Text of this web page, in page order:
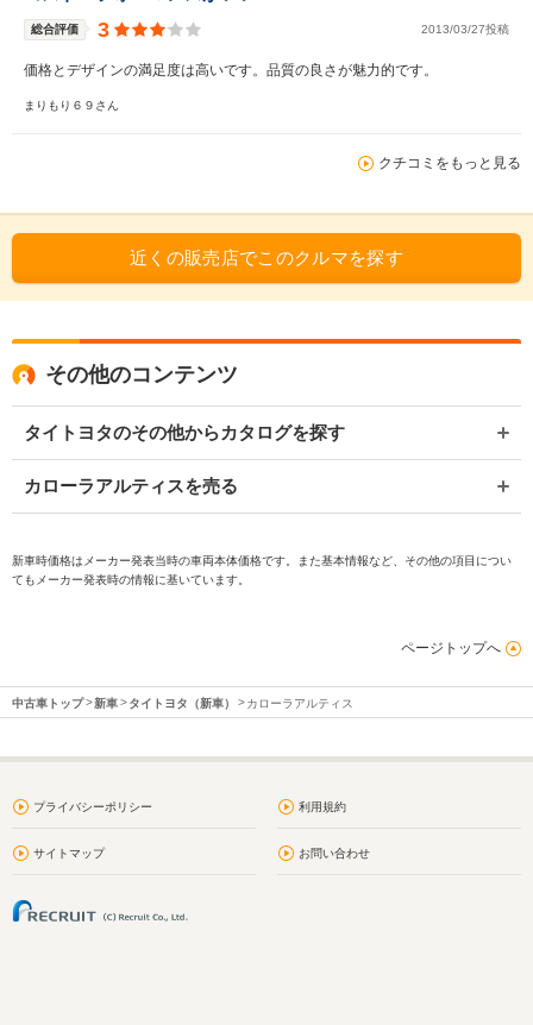
総合評価 3 2013/03/27投稿
価格とデザインの満足度は高いです。品質の良さが魅力的です。
まりもり６９さん
クチコミをもっと見る
近くの販売店でこのクルマを探す
その他のコンテンツ
タイトヨタのその他からカタログを探す
カローラアルティスを売る
新車時価格はメーカー発表当時の車両本体価格です。また基本情報など、その他の項目につい
てもメーカー発表時の情報に基いています。
ページトップへ
中古車トップ 新車 タイトヨタ（新車） カローラアルティス
プライバシーポリシー 利用規約
サイトマップ お問い合わせ